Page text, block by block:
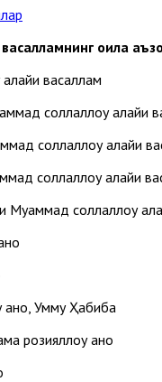
васалламнинг оила
васаллам
соллаллоҳу алайҳи
соллаллоҳу алайҳи
соллаллоҳу алайҳи
Муҳаммад соллаллоҳу
Умму Ҳабиба
розияллоҳу анҳо